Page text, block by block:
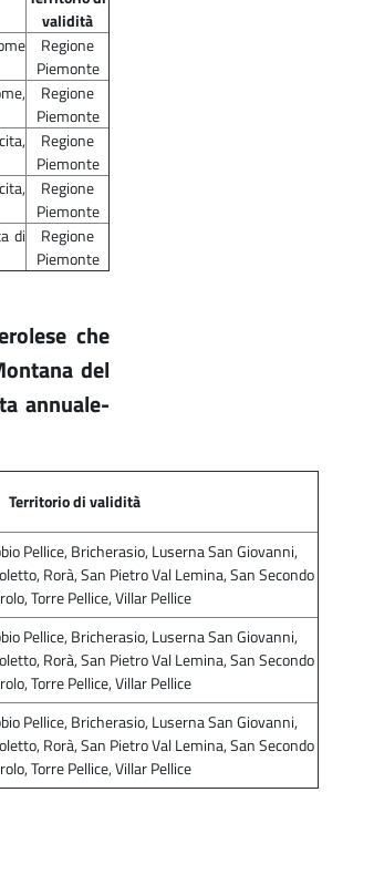
validità
Regione
Piemonte
Regione
Piemonte
Regione
Piemonte
Regione
Piemonte
di
Regione
Piemonte
che
del
annuale-
Territorio di validità
Pellice, Bricherasio, Luserna San Giovanni,
Rorà, San Pietro Val Lemina, San Secondo
Torre Pellice, Villar Pellice
Pellice, Bricherasio, Luserna San Giovanni,
Rorà, San Pietro Val Lemina, San Secondo
Torre Pellice, Villar Pellice
Pellice, Bricherasio, Luserna San Giovanni,
Rorà, San Pietro Val Lemina, San Secondo
Torre Pellice, Villar Pellice